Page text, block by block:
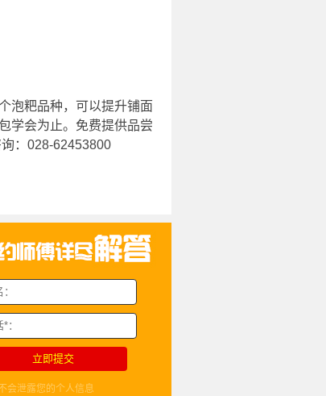
泡粑品种，可以提升铺面
学会为止。免费提供品尝
：028-62453800
会泄露您的个人信息